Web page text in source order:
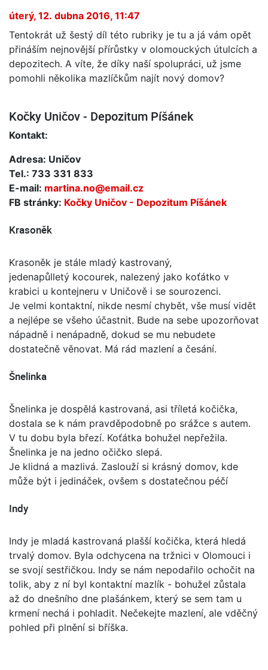
úterý, 12. dubna 2016, 11:47
Tentokrát už šestý díl této rubriky je tu a já vám opět
přináším nejnovější přírůstky v olomouckých útulcích a
depozitech. A víte, že díky naší spolupráci, už jsme
pomohli několika mazlíčkům najít nový domov?
Kočky Uničov - Depozitum Píšánek
Kontakt:
Adresa: Uničov
Tel.: 733 331 833
E-mail: martina.no@email.cz
FB stránky: Kočky Uničov - Depozitum Píšánek
Krasoněk
Krasoněk je stále mladý kastrovaný,
jedenapůlletý kocourek, nalezený jako koťátko v
krabici u kontejneru v Uničově i se sourozenci.
Je velmi kontaktní, nikde nesmí chybět, vše musí vidět
a nejlépe se všeho účastnit. Bude na sebe upozorňovat
nápadně i nenápadně, dokud se mu nebudete
dostatečně věnovat. Má rád mazlení a česání.
Šnelinka
Šnelinka je dospělá kastrovaná, asi tříletá kočička,
dostala se k nám pravděpodobně po srážce s autem.
V tu dobu byla březí. Koťátka bohužel nepřežila.
Šnelinka je na jedno očičko slepá.
Je klidná a mazlivá. Zaslouží si krásný domov, kde
může být i jedináček, ovšem s dostatečnou péčí
Indy
Indy je mladá kastrovaná plašší kočička, která hledá
trvalý domov. Byla odchycena na tržnici v Olomouci i
se svojí sestřičkou. Indy se nám nepodařilo ochočit na
tolik, aby z ní byl kontaktní mazlík - bohužel zůstala
až do dnešního dne plašánkem, který se sem tam u
krmení nechá i pohladit. Nečekejte mazlení, ale vděčný
pohled při plnění si bříška.